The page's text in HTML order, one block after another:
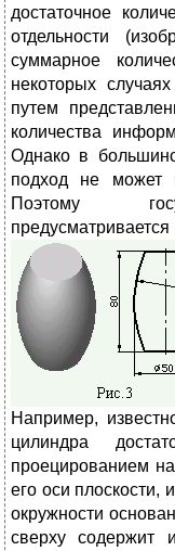
достаточное
отдельности
суммарное
некоторых
путем
количества
Однако в
подход не может
Поэтому
Например,
цилиндра
проецированием
его оси плоскости,
окружности
сверху